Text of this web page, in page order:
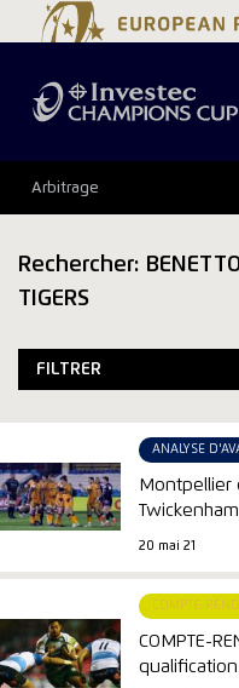
Arbitrage
Rechercher:
TIGERS
FILTRER
ANALYSE
Montpellier
Twickenham
20 mai 21
COMPTE-
COMPTE-
qualification